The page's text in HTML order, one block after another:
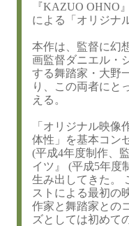
『KAZUO OHNO
による「オリジナ
本作は、監督に幻
画監督ダニエル・
する舞踏家・大野
り、この両者にと
える。
「オリジナル映像
体性」を基本コン
(平成4年度制作、
イツ』 (平成5年度
生み出してきた。
ストによる最初の
作家と舞踏家との
ズとしては初めて